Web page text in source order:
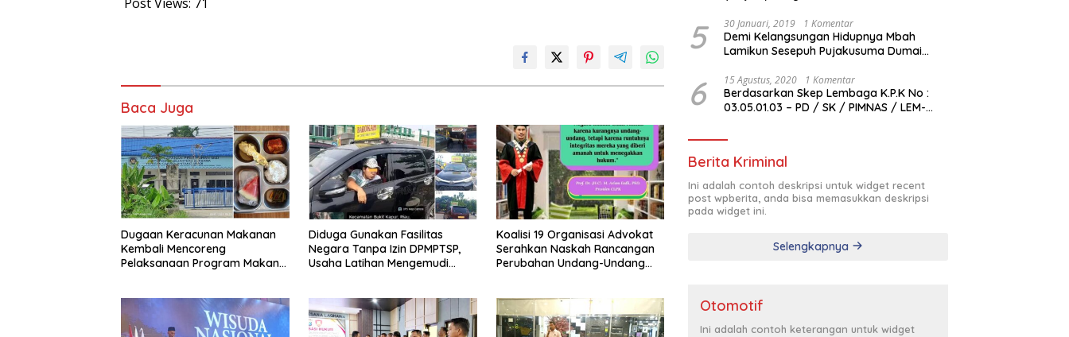
Baca Juga
Dugaan Keracunan Makanan
Kembali Mencoreng
Pelaksanaan Program Makan
Dumai
Diduga Gunakan Fasilitas
Negara Tanpa Izin DPMPTSP,
Usaha Latihan Mengemudi
Koalisi 19 Organisasi Advokat
Serahkan Naskah Rancangan
Perubahan Undang-Undang
5 30 Januari, 2019 1 Komentar
Demi Kelangsungan Hidupnya Mbah
Lamikun Sesepuh Pujakusuma Dumai
6 15 Agustus, 2020 1 Komentar
Berdasarkan Skep Lembaga K.P.K No :
03.05.01.03 – PD / SK / PIMNAS / LEM-
Lembaga K.P.K Dumai Terbentuk
Berita Kriminal
Ini adalah contoh deskripsi untuk widget recent
post wpberita, anda bisa memasukkan deskripsi
pada widget ini.
Selengkapnya
Otomotif
Ini adalah contoh keterangan untuk widget